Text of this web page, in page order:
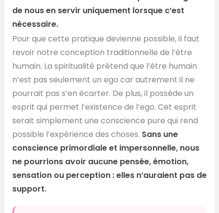
de nous en servir uniquement lorsque c’est
nécessaire.
Pour que cette pratique devienne possible, il faut
revoir notre conception traditionnelle de l’être
humain. La spiritualité prétend que l’être humain
n’est pas seulement un ego car autrement il ne
pourrait pas s’en écarter. De plus, il possède un
esprit qui permet l’existence de l’ego. Cet esprit
serait simplement une conscience pure qui rend
possible l’expérience des choses. Sans une
conscience primordiale et impersonnelle, nous
ne pourrions avoir aucune pensée, émotion,
sensation ou perception : elles n’auraient pas de
support.